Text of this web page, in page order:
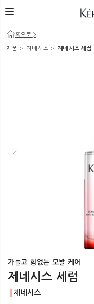
네비게이션 열기
홈으로 >
제품 > 제네시스 > 제네시스 세럼
가늘고 힘없는 모발 케어
제네시스 세럼
제네시스